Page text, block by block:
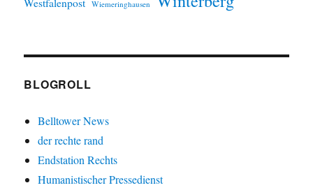
Wiemeringhausen
BLOGROLL
Belltower News
der rechte rand
Endstation Rechts
Humanistischer Pressedienst